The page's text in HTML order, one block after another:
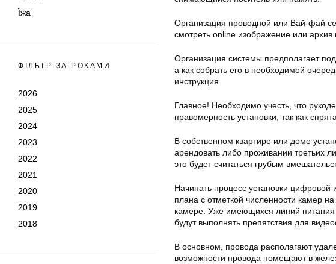
Їжа
ФІЛЬТР ЗА РОКАМИ
2026
2025
2024
2023
2022
2021
2020
2019
2018
Организация проводной или Вай-фай
смотреть online изображение или архив
Организация системы предполагает
а как собрать его в необходимой
инструкция.
Главное! Необходимо учесть, что
правомерность установки, так как
В собственном квартире или доме
арендовать либо проживании третьих
это будет считаться грубым
Начинать процесс установки цифровой
плана с отметкой численности камер
камере. Уже имеющихся линий питания
будут выполнять препятствия для
В основном, провода располагают
возможности провода помещают в